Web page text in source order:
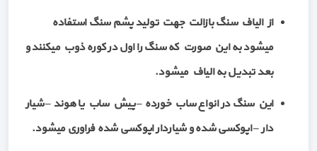
از الیاف سنگ بازالت جهت تولید پشم سنگ استفاده
میشود به این صورت که سنگ را اول در کوره ذوب میکنند و
بعد تبدیل به الیاف میشود.
این سنگ در انواع ساب خورده – پیش ساب یا هوند – شیار
دار – اپوکسی شده و شیاردار اپوکسی شده فراوری میشود.